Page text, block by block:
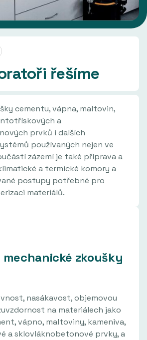
řešíme
cementu, vápna, maltovin,
a
prvků i dalších
používaných nejen ve
zázemí je také příprava a
a termické komory a
postupy potřebné pro
materiálů.
mechanické zkoušky
nasákavost, objemovou
na materiálech jako
vápno, maltoviny, kameniva,
a sklovláknobetonové prvky, a